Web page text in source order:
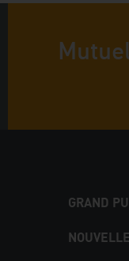
GRAND